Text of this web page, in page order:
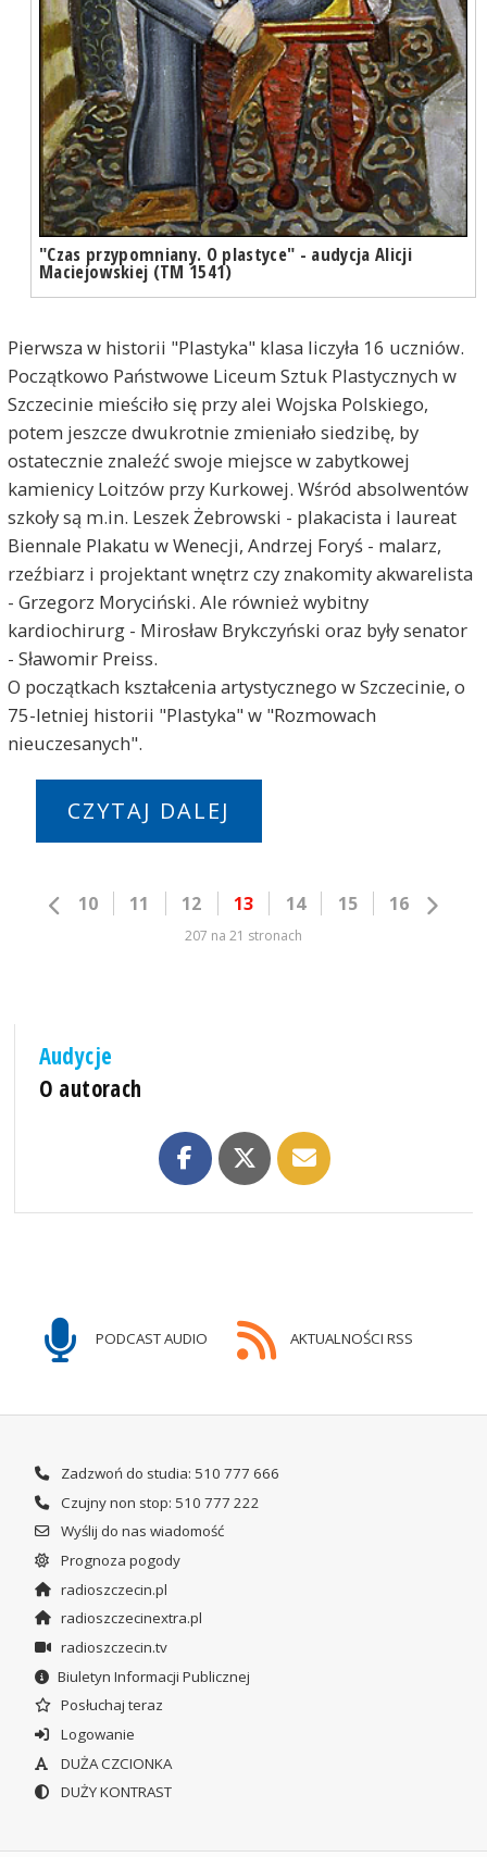
"Czas przypomniany. O plastyce" - audycja Alicji
Maciejowskiej (TM 1541)
Pierwsza w historii "Plastyka" klasa liczyła 16 uczniów.
Początkowo Państwowe Liceum Sztuk Plastycznych w
Szczecinie mieściło się przy alei Wojska Polskiego,
potem jeszcze dwukrotnie zmieniało siedzibę, by
ostatecznie znaleźć swoje miejsce w zabytkowej
kamienicy Loitzów przy Kurkowej. Wśród absolwentów
szkoły są m.in. Leszek Żebrowski - plakacista i laureat
Biennale Plakatu w Wenecji, Andrzej Foryś - malarz,
rzeźbiarz i projektant wnętrz czy znakomity akwarelista
- Grzegorz Moryciński. Ale również wybitny
kardiochirurg - Mirosław Brykczyński oraz były senator
- Sławomir Preiss.
O początkach kształcenia artystycznego w Szczecinie, o
75-letniej historii "Plastyka" w "Rozmowach
nieuczesanych".
CZYTAJ DALEJ
10 11 12 13 14 15 16
207 na 21 stronach
Audycje
O autorach
PODCAST AUDIO AKTUALNOŚCI RSS
Zadzwoń do studia: 510 777 666
Czujny non stop: 510 777 222
Wyślij do nas wiadomość
Prognoza pogody
radioszczecin.pl
radioszczecinextra.pl
radioszczecin.tv
Biuletyn Informacji Publicznej
Posłuchaj teraz
Logowanie
DUŻA CZCIONKA
DUŻY KONTRAST